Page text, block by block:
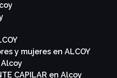
y mujeres en ALCOY
Alcoy
CAPILAR en Alcoy